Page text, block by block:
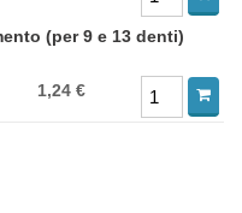
(per 9 e 13 denti)
1,24 €